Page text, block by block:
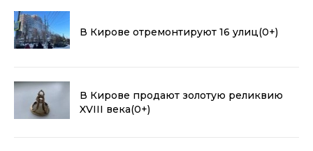
В Кирове отремонтируют 16 улиц(0+)
В Кирове продают золотую реликвию
XVIII века(0+)